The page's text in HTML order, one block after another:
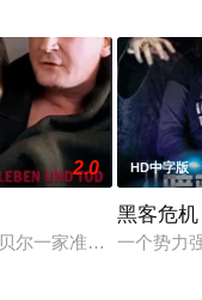
电影，由弗朗索瓦·
2.0
尔一家准备驱车去露
HD中字版
黑客危机
一个势力